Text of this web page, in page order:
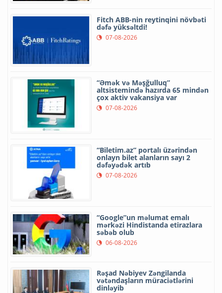
Fitch ABB-nin reytinqini növbəti
dəfə yüksəltdi!
07-08-2026
“Əmək və Məşğulluq”
altsistemində hazırda 65 mindən
çox aktiv vakansiya var
07-08-2026
“Biletim.az” portalı üzərindən
onlayn bilet alanların sayı 2
dəfəyədək artıb
07-08-2026
“Google”un məlumat emalı
mərkəzi Hindistanda etirazlara
səbəb olub
06-08-2026
Rəşad Nəbiyev Zəngilanda
vətəndaşların müraciətlərini
dinləyib